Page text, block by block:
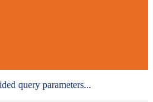
query parameters...